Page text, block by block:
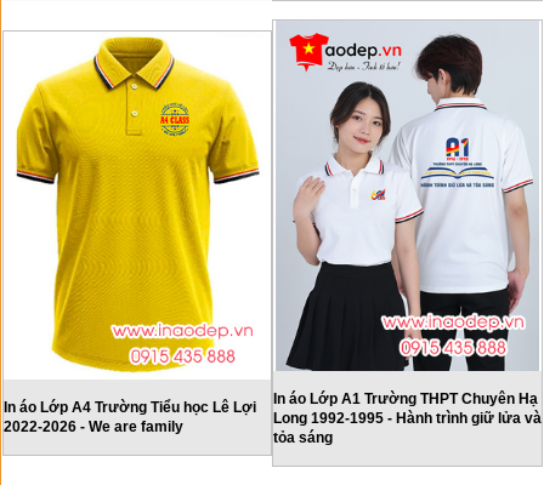
In áo Lớp A4 Trường Tiểu học Lê Lợi
2022-2026 - We are family
In áo Lớp A1 Trường THPT Chuyên Hạ
Long 1992-1995 - Hành trình giữ lửa và
tỏa sáng